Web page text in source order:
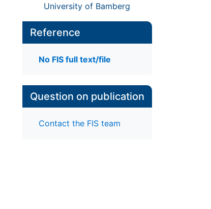
University of Bamberg
Reference
No FIS full text/file
Question on publication
Contact the FIS team